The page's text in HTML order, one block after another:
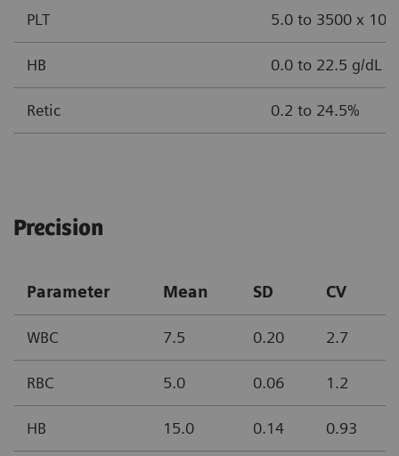
PLT 5.0 to 3500 x 10
HB 0.0 to 22.5 g/dL
Retic 0.2 to 24.5%
Precision
Parameter Mean SD CV
WBC 7.5 0.20 2.7
RBC 5.0 0.06 1.2
HB 15.0 0.14 0.93